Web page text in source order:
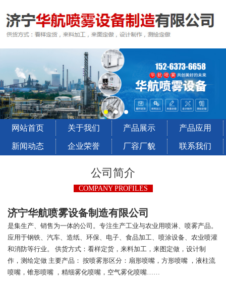
网站首页 关于我们 产品展示 产品应用
新闻动态 企业荣誉 厂容厂貌 联系我们
公司简介
COMPANY PROFILES
济宁华航喷雾设备制造有限公司
是集生产、销售为一体的公司。专注生产工业与农业用喷淋、喷雾产品。
应用于钢铁、汽车、造纸、环保、电子、食品加工、喷涂设备、农业喷灌
和消防等行业。 供货方式：看样定货，来料加工，来图定做，设计制
作，测绘定做 主要产品： 按喷雾形区分：扇形喷嘴，方形喷嘴 ，液柱流
喷嘴，锥形喷嘴 ，精细雾化喷嘴，空气雾化喷嘴……